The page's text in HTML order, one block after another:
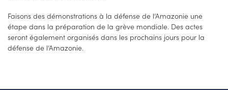
Faisons des démonstrations à la défense de l’Amazonie une
étape dans la préparation de la grève mondiale. Des actes
seront également organisés dans les prochains jours pour la
défense de l’Amazonie.